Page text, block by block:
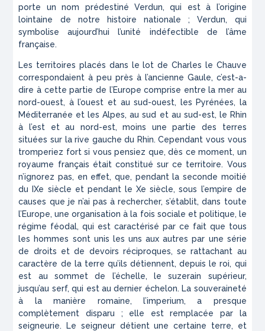
porte un nom prédestiné Verdun, qui est à l’origine
lointaine de notre histoire nationale ; Verdun, qui
symbolise aujourd’hui l’unité indéfectible de l’âme
française.
Les territoires placés dans le lot de Charles le Chauve
correspondaient à peu près à l’ancienne Gaule, c’est-a-
dire à cette partie de l’Europe comprise entre la mer au
nord-ouest, à l’ouest et au sud-ouest, les Pyrénées, la
Méditerranée et les Alpes, au sud et au sud-est, le Rhin
à l’est et au nord-est, moins une partie des terres
situées sur la rive gauche du Rhin. Cependant vous vous
tromperiez fort si vous pensiez que, dès ce moment, un
royaume français était constitué sur ce territoire. Vous
n’ignorez pas, en effet, que, pendant la seconde moitié
du IXe siècle et pendant le Xe siècle, sous l’empire de
causes que je n’ai pas à rechercher, s’établit, dans toute
l’Europe, une organisation à la fois sociale et politique, le
régime féodal, qui est caractérisé par ce fait que tous
les hommes sont unis les uns aux autres par une série
de droits et de devoirs réciproques, se rattachant au
caractère de la terre qu’ils détiennent, depuis le roi, qui
est au sommet de l’échelle, le suzerain supérieur,
jusqu’au serf, qui est au dernier échelon. La souveraineté
à la manière romaine, l’imperium, a presque
complètement disparu ; elle est remplacée par la
seigneurie. Le seigneur détient une certaine terre, et